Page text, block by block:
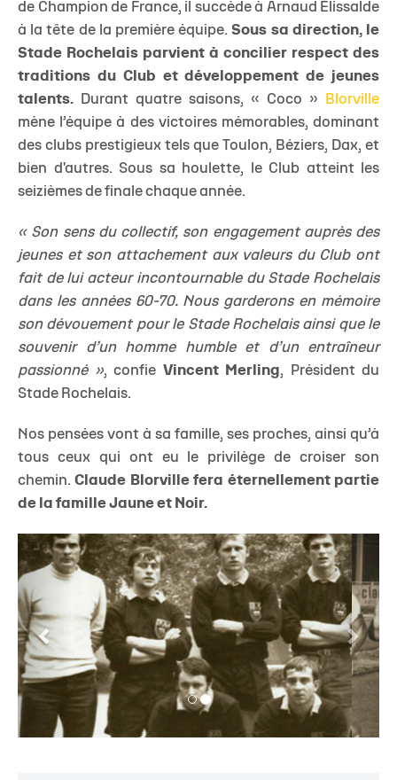
de Champion de France, il succède à Arnaud Élissalde
à la tête de la première équipe.Sous sa direction, le
Stade Rochelais parvient à concilier respect des
traditions du Club et développement de jeunes
talents.
Durant quatre saisons, « Coco »
Blorville
mène l’équipe à des victoires mémorables, dominant
des clubs prestigieux tels que Toulon, Béziers, Dax, et
bien d'autres. Sous sa houlette, le Club atteint les
seizièmes de finale chaque année.
« Son sens du collectif, son engagement auprès des
jeunes et son attachement aux valeurs du Club ont
fait de lui acteur incontournable du Stade Rochelais
dans les années 60-70. Nous garderons en mémoire
son dévouement pour le Stade Rochelais ainsi que le
souvenir d’un homme humble et d’un entraîneur
passionné », confie Vincent Merling, Président du
Stade Rochelais.
Nos pensées vont à sa famille, ses proches, ainsi qu’à
tous ceux qui ont eu le privilège de croiser son
chemin.Claude Blorville fera éternellement partie
de la famille Jaune et Noir.